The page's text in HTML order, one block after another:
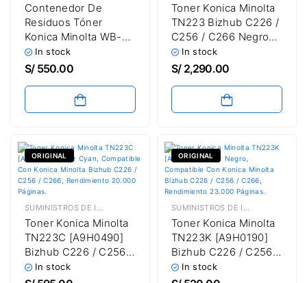
Contenedor De
Residuos Tóner
Konica Minolta WB-
P08 (ACDN-0Y1)
Bizhub C3320i /
C3351i / C4050i /
C4051i Waste Tóner
In stock
S/550.00
Toner Konica Minolta
TN223 Bizhub C226 /
C256 / C266 Negro
Cyan Magenta
Amarillo
In stock
S/2,290.00
ORIGINAL
SUMINISTROS DE IMPRESIÓN TÓNER KONICA MINOLTA
Toner Konica Minolta
TN223C [A9H0490]
Bizhub C226 / C256 /
C266 Cyan
In stock
ORIGINAL
SUMINISTROS DE IMPRESIÓN
Toner Konica Minolta
TN223K [A9H0190]
Bizhub C226 / C256 /
C266 Negro
In stock